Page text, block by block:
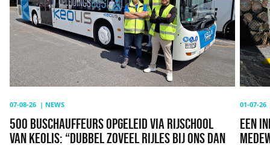
rijschool
van
Keolis:
“Dubbel
zoveel
rijles
bij
ons
dan
het
07-08-26 | NEWS
500 BUSCHAUFFEURS OPGELEID VIA RIJSCHOOL
VAN KEOLIS: “DUBBEL ZOVEEL RIJLES BIJ ONS DAN
job
van
“Geen
enkele
dag
01-07-26
EEN